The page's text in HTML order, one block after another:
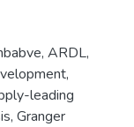
, ARDL,
,
leading
, Granger